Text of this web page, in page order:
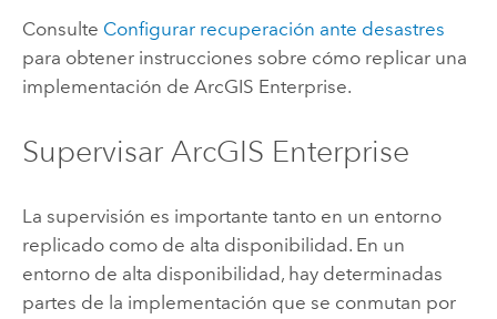
Consulte Configurar recuperación ante desastres
para obtener instrucciones sobre cómo replicar una
implementación de ArcGIS Enterprise.
Supervisar ArcGIS Enterprise
La supervisión es importante tanto en un entorno
replicado como de alta disponibilidad. En un
entorno de alta disponibilidad, hay determinadas
partes de la implementación que se conmutan por